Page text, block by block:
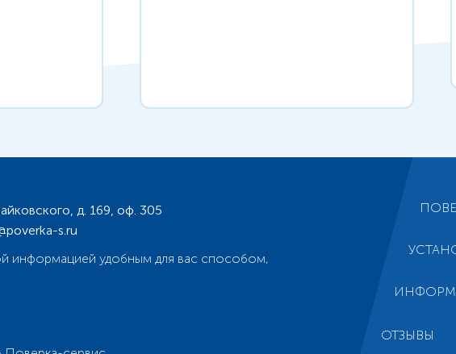
д. 169, оф. 305
s.ru
информацией удобным для вас способом,
ОТЗЫВЫ